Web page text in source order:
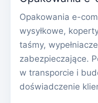
Opakowania e-
wysyłkowe,
taśmy,
zabezpieczające.
w transporcie i
doświadczenie